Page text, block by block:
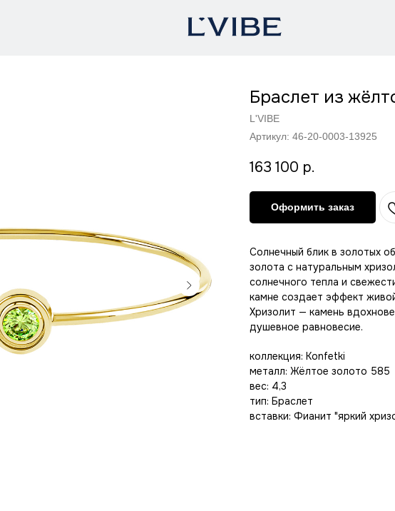
Браслет из
L'VIBE
Артикул: 46-20-0003-13925
163 100 р.
Оформить заказ
Солнечный блик в золотых
золота с натуральным
солнечного тепла и
камне создает эффект
Хризолит — камень
душевное равновесие.
коллекция: Konfetki
металл: Жёлтое золото 585
вес: 4,3
тип: Браслет
вставки: Фианит "яркий